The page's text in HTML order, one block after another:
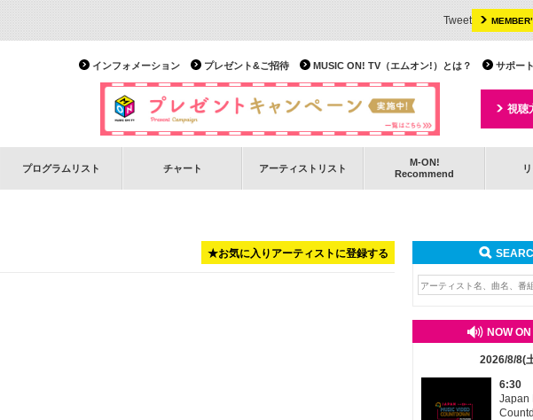
Tweet
サポート
MUSIC ON! TV（エムオン!）とは？
プレゼント&ご招待
インフォメーション
視聴
プログラムリスト チャート アーティストリスト
M-ON!
Recommend
★お気に入りアーティストに登録する
NOW
2026/8/8(
6:30
Japan